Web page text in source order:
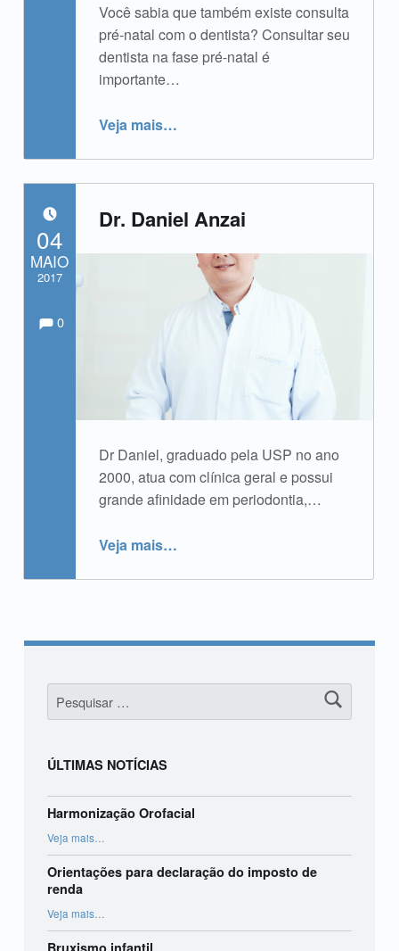
Você sabia que também existe consulta
pré-natal com o dentista? Consultar seu
dentista na fase pré-natal é
importante…
Veja mais“Você sabia que também existe consulta pré-natal com o dentista?”
…
Dr. Daniel Anzai
Dr Daniel, graduado pela USP no ano
2000, atua com clínica geral e possui
grande afinidade em periodontia,…
Veja mais…
POSTADO EM:
04
MAIO
2017
Escrito por: 0
Pesquisar por:
ÚLTIMAS NOTÍCIAS
Harmonização Orofacial
Veja mais…
Orientações para declaração do imposto de
renda
Veja mais“Orientações para declaração do imposto de renda”
…
Bruxismo infantil